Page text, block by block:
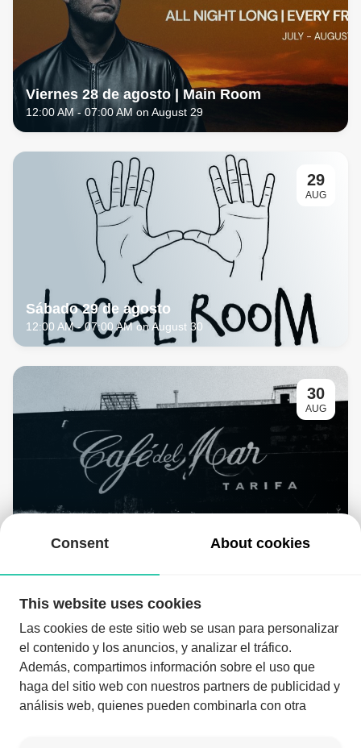
Viernes 28 de agosto | Main Room
12:00 AM- 07:00 AM on August 29
29
AUG
Sábado 29 de agosto
12:00 AM- 07:00 AM on August 30
30
AUG
01:00 AM- 06:00 AM on August 31
Consent About cookies
This website uses cookies
Las cookies de este sitio web se usan para personalizar
el contenido y los anuncios, y analizar el tráfico.
Además, compartimos información sobre el uso que
haga del sitio web con nuestros partners de publicidad y
análisis web, quienes pueden combinarla con otra